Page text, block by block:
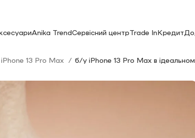
Anika TrendСервісний центрTrade InКредит
iPhone 13 Pro Max б/у iPhone 13 Pro Max в